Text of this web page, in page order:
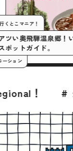
今月の行くとこマニア！
いまアツい奥飛騨
ころスポットガイ
#プロモーション
ルマニア！